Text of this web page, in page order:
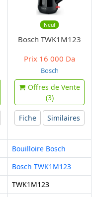
Neuf
Bosch TWK1M123
Prix 16 000 Da
Bosch
Offres de Vente
(3)
Fiche Similaires
Bouilloire Bosch
Bosch TWK1M123
TWK1M123